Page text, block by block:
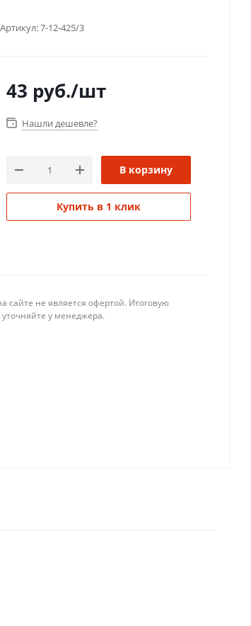
Артикул:7-12-425/3
43 руб./шт
Нашли дешевле?
В корзину
Купить в 1 клик
сайте не является офертой. Итоговую
у менеджера.